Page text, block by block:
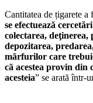
Cantitatea de țigarete
se efectuează
colectarea,
depozitarea,
mãrfurilor care
cã acestea provin din
acesteia” se arată într-